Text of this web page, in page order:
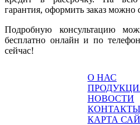
гарантия, оформить заказ можно
Подробную консультацию
бесплатно онлайн и по
сейчас!
О НАС
НОВОСТИ
КОНТАКТЫ
КАРТА